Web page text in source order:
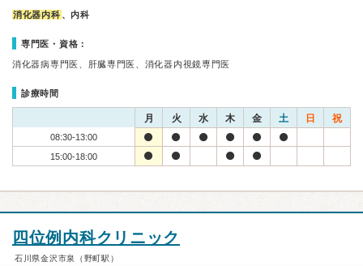
消化器内科 、内科
専門医・資格：
消化器病専門医、肝臓専門医、消化器内視鏡専門医
診療時間
月 火 水 木 金 土 日 祝
08:30-13:00
15:00-18:00
四位例内科クリニック
石川県金沢市泉（野町駅）